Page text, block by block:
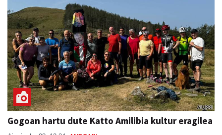
Gogoan hartu dute Katto Amilibia kultur eragilea